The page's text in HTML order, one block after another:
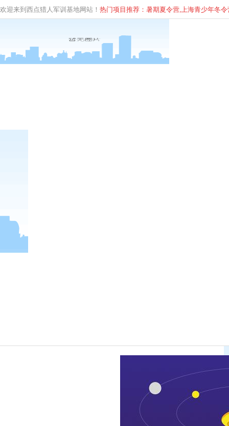
欢迎来到西点猎人军训基地网站！ 热门项目推荐：暑期夏令营,上海青少年冬令